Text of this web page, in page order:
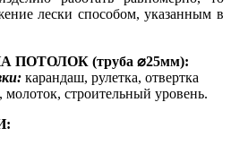
лески способом, указанным в
(труба ⌀25мм):
карандаш, рулетка, отвертка
строительный уровень.